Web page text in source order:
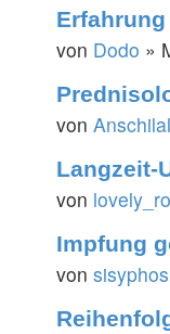
von Dodo »
von
Langzeit-
von
Impfung
von sisyphos